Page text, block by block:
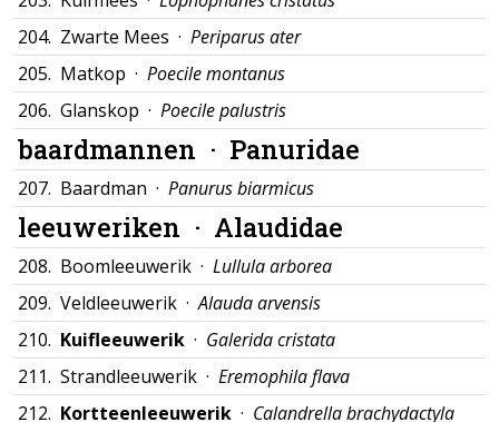
204. Zwarte Mees · Periparus ater
205. Matkop · Poecile montanus
206. Glanskop · Poecile palustris
baardmannen · Panuridae
207. Baardman · Panurus biarmicus
leeuweriken · Alaudidae
208. Boomleeuwerik · Lullula arborea
209. Veldleeuwerik ·Alauda arvensis
210. Kuifleeuwerik · Galerida cristata
211. Strandleeuwerik · Eremophila flava
212. Kortteenleeuwerik · Calandrella brachydactyla